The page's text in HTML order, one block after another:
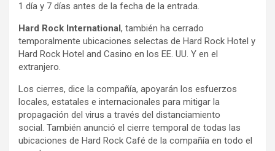
1 día y 7 días antes de la fecha de la entrada.
Hard Rock International, también ha cerrado
temporalmente ubicaciones selectas de Hard Rock Hotel y
Hard Rock Hotel and Casino en los EE. UU. Y en el
extranjero.
Los cierres, dice la compañía, apoyarán los esfuerzos
locales, estatales e internacionales para mitigar la
propagación del virus a través del distanciamiento
social. También anunció el cierre temporal de todas las
ubicaciones de Hard Rock Café de la compañía en todo el